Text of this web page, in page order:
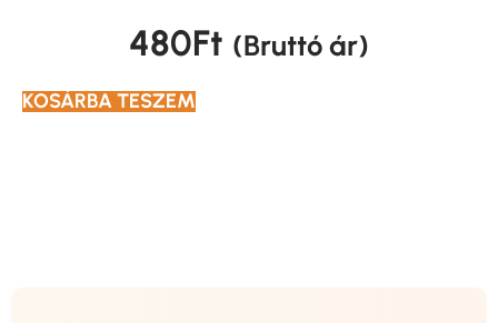
480Ft (Bruttó ár)
KOSÁRBA TESZEM